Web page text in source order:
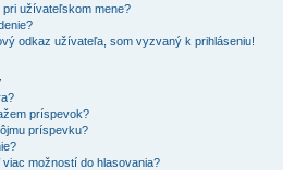
užívateľskom mene?
odkaz užívateľa, som vyzvaný k prihláseniu!
príspevok?
príspevku?
možností do hlasovania?